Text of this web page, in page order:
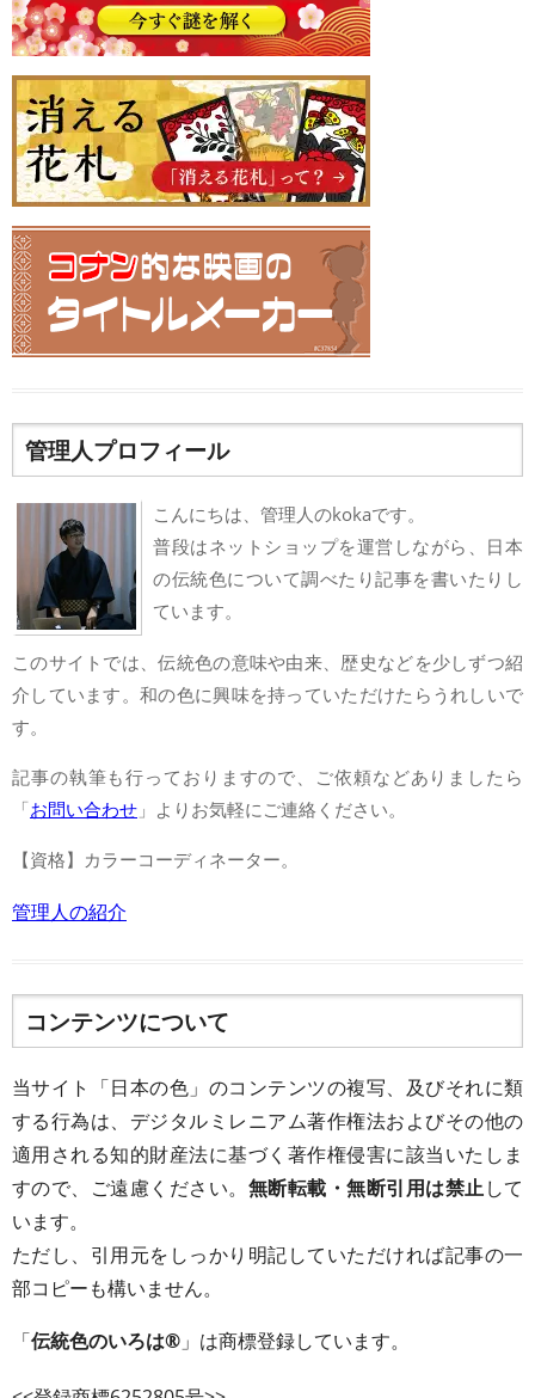
管理人プロフィール
こんにちは、管理人のkokaです。
普段はネットショップを運営しながら、日本
の伝統色について調べたり記事を書いたりし
ています。
このサイトでは、伝統色の意味や由来、歴史などを少しずつ紹
介しています。和の色に興味を持っていただけたらうれしいで
す。
記事の執筆も行っておりますので、ご依頼などありましたら
「お問い合わせ 」よりお気軽にご連絡ください。
【資格】カラーコーディネーター。
管理人の紹介
コンテンツについて
当サイト「日本の色」のコンテンツの複写、及びそれに類
する行為は、デジタルミレニアム著作権法およびその他の
適用される知的財産法に基づく著作権侵害に該当いたしま
すので、ご遠慮ください。 無断転載・無断引用は禁止して
います。
ただし、引用元をしっかり明記していただければ記事の一
部コピーも構いません。
「伝統色のいろは® 」は商標登録しています。